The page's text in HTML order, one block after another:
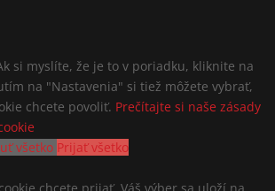
si myslíte, že je to v poriadku, kliknite na
na "Nastavenia" si tiež môžete vybrať,
chcete povoliť. Prečítajte si naše zásady
všetko Prijať všetko